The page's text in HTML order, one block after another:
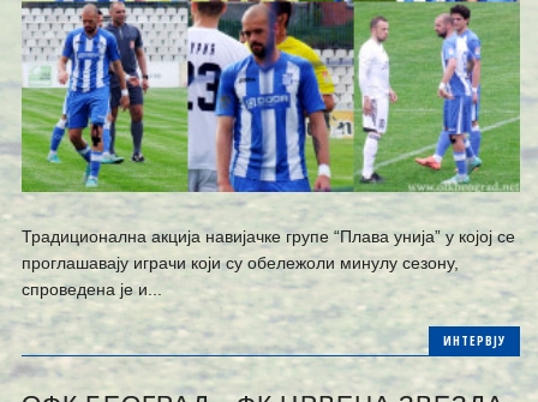
Традиционална акција навијачке групе “Плава унија” у којој се
проглашавају играчи који су обележоли минулу сезону,
спроведена је и...
ИНТЕРВЈУ